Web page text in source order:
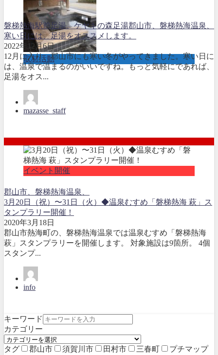
取材活動
磐梯熱海駅前足湯、ケヤキの森足湯郡山市、磐梯熱海温泉、
寒い日には、足湯をオススメします。
2022年12月6日
12月に入り、郡山市にも寒い冬がやってきました。寒い日に
は、温泉で温まるのがいいですね。もっと気軽にであれば、
足湯をオス...
mazasse_staff
イベント開催
郡山市、磐梯熱海温泉、
3月20日（祝）〜31日（火）◆温泉むすめ「磐梯熱海 萩」ス
タンプラリー開催！
2020年3月18日
郡山市熱海町の、磐梯熱海温泉では温泉むすめ「磐梯熱海
萩」スタンプラリーを開催します。 対象施設は9箇所。 4個
スタンプ...
info
キーワード
カテゴリー
タグ 郡山市 須賀川市 田村市 三春町
プチマップ